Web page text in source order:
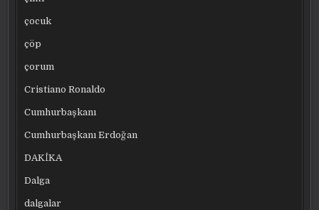
çocuk
çöp
çorum
Cristiano Ronaldo
Cumhurbaşkanı
Cumhurbaşkanı Erdoğan
DAKİKA
Dalga
dalgalar